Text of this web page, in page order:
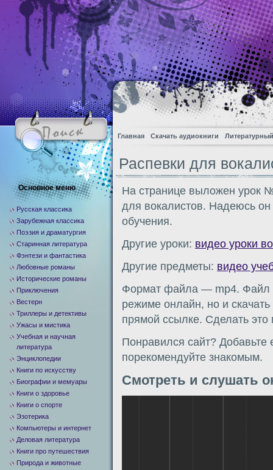
Главная Скачать аудиокниги
Распевки для
На странице выложен урок
для вокалистов. Надеюсь
обучения.
Другие уроки: видео уроки
Другие предметы: видео
Формат файла — mp4. Файл
режиме онлайн, но и
прямой ссылке. Сделать
Понравился сайт? Добавьте
порекомендуйте знакомым.
Смотреть и слушать
Основное меню
Русская классика
Зарубежная классика
Поэзия и драматургия
Старинная литература
Фэнтези и фантастика
Любовные романы
Исторические романы
Приключения
Вестерн
Триллеры и детективы
Ужасы и мистика
Учебная и научная
литература
Энциклопедии
Книги по искусству
Биографии и мемуары
Книги о здоровье
Книги о спорте
Эзотерика
Компьютеры и интернет
Деловая литература
Книги про путешествия
Природа и животные